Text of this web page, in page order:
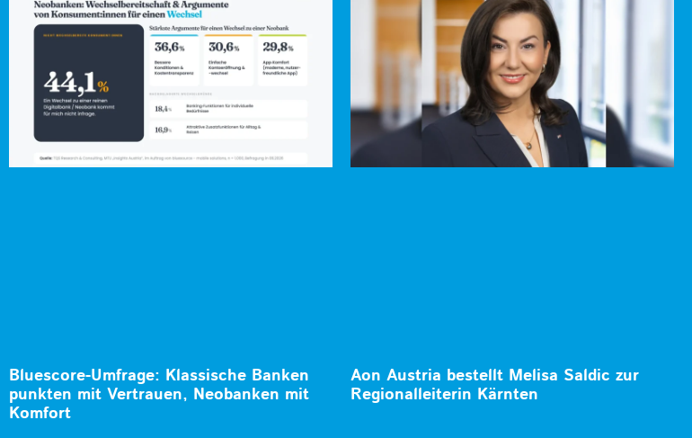
Bluescore-Umfrage: Klassische Banken
punkten mit Vertrauen, Neobanken mit
Komfort
Aon Austria bestellt Melisa Saldic zur
Regionalleiterin Kärnten